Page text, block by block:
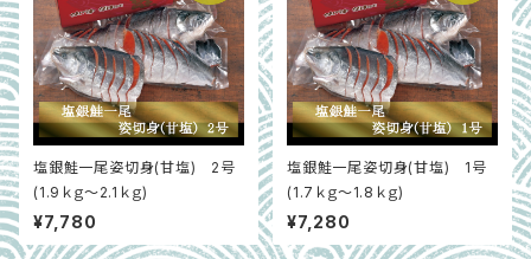
塩銀鮭一尾姿切身(甘塩) 2号
(1.9ｋｇ～2.1ｋｇ)
¥7,780
塩銀鮭一尾姿切身(甘塩) 1号
(1.7ｋｇ～1.8ｋｇ)
¥7,280